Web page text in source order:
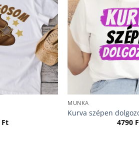
Ft
MUNKA
Kurva szépen
4790